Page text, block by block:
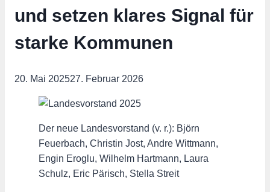
und setzen klares Signal für
starke Kommunen
20. Mai 202527. Februar 2026
Der neue Landesvorstand (v. r.): Björn
Feuerbach, Christin Jost, Andre Wittmann,
Engin Eroglu, Wilhelm Hartmann, Laura
Schulz, Eric Pärisch, Stella Streit